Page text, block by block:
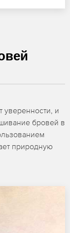
уверенности, и
бровей в
природную